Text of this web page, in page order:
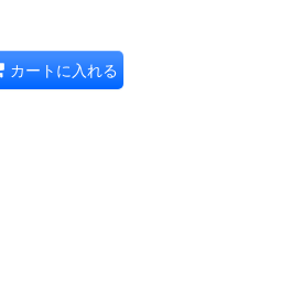
カートに入れる